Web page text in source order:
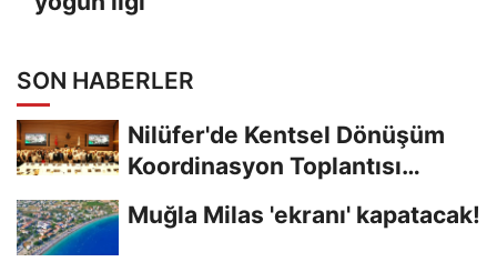
SON HABERLER
Nilüfer'de Kentsel Dönüşüm
Koordinasyon Toplantısı
Muğla Milas 'ekranı' kapatacak!